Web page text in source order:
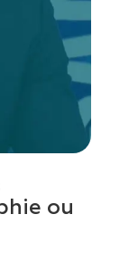
ou